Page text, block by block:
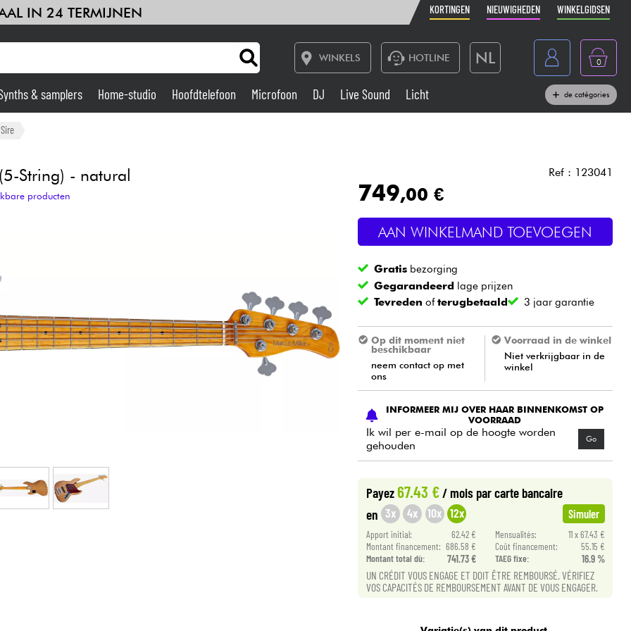
IN 24 TERMIJNEN KORTINGEN NIEUWIGHEDEN WINKELGIDSEN
WINKELS HOTLINE NL
France
Belgique
Deutschland
0
Home-studio
Live Sound
Blaasinstrument
Kabels & toebehoren
Sets
Bekijk onze merken
& samplers Home-studio Hoofdtelefoon Microfoon DJ Live Sound Licht de catégories
Sire
String) - natural
producten
Ref : 123041
749,00 €
AAN WINKELMAND TOEVOEGEN
Gratis bezorging
Gegarandeerd lage prijzen
Tevreden ofterugbetaald 3 jaar garantie
Op dit moment niet
beschikbaar
neem contact op met
ons
Voorraad in de winkel
Niet verkrijgbaar in de
winkel
INFORMEER MIJ OVER HAAR BINNENKOMST OP
VOORRAAD
Ik wil per e-mail op de hoogte worden
gehouden
Go
Payez67.43 €/ mois par carte bancaire
en 3x 4x 10x 12x Simuler
Apport initial: 62.42 € Mensualités:
11 x 67.43 €
Montant financement: 686.58 € Coût financement:
55.15 €
Montant total dù:
741.73 € TAEG fixe: 16.9 %
UN CRÉDIT VOUS ENGAGE ET DOIT ÊTRE REMBOURSÉ. VÉRIFIEZ
VOS CAPACITÉS DE REMBOURSEMENT AVANT DE VOUS ENGAGER.